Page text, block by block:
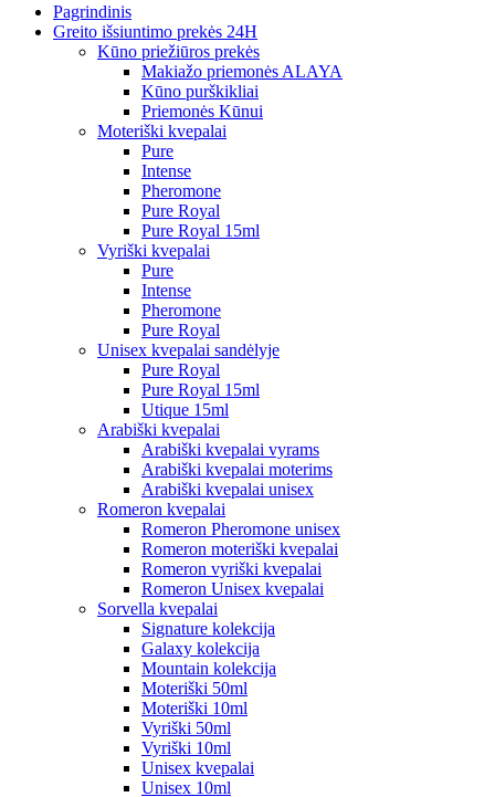
Pagrindinis
Greito išsiuntimo prekės 24H
Kūno priežiūros prekės
Makiažo priemonės ALAYA
Kūno purškikliai
Priemonės Kūnui
Moteriški kvepalai
Pure
Intense
Pheromone
Pure Royal
Pure Royal 15ml
Vyriški kvepalai
Pure
Intense
Pheromone
Pure Royal
Unisex kvepalai sandėlyje
Pure Royal
Pure Royal 15ml
Utique 15ml
Arabiški kvepalai
Arabiški kvepalai vyrams
Arabiški kvepalai moterims
Arabiški kvepalai unisex
Romeron kvepalai
Romeron Pheromone unisex
Romeron moteriški kvepalai
Romeron vyriški kvepalai
Romeron Unisex kvepalai
Sorvella kvepalai
Signature kolekcija
Galaxy kolekcija
Mountain kolekcija
Moteriški 50ml
Moteriški 10ml
Vyriški 50ml
Vyriški 10ml
Unisex kvepalai
Unisex 10ml